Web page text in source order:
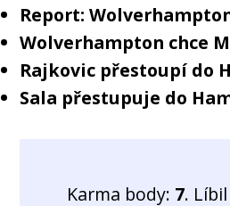
Report:
Wolverhampton chce
Rajkovic přestoupí do
Sala přestupuje do
Karma body: 7.